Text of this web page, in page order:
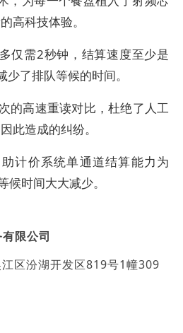
高科技体验。
仅需2秒钟，结算速度至少是
了排队等候的时间。
的高速重读对比，杜绝了人工
此造成的纠纷。
计价系统单通道结算能力为
时间大大减少。
限公司
区汾湖开发区819号1幢309